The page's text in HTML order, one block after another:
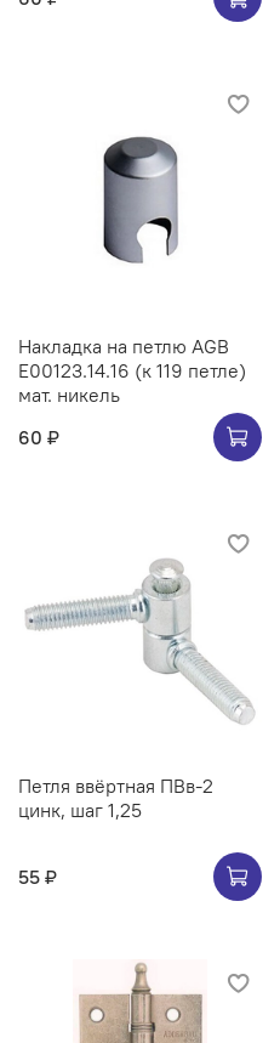
Накладка на петлю AGB
E00123.14.16 (к 119 петле)
мат. никель
60 ₽
Петля ввёртная ПВв-2
цинк, шаг 1,25
55 ₽